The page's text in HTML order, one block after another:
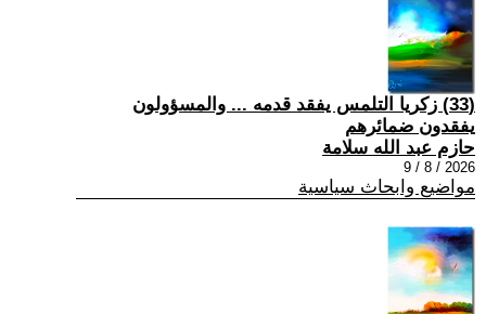
(33) زكريا التلمس يفقد قدمه ... والمسؤولون
يفقدون ضمائرهم
حازم عبد الله سلامة
2026 / 8 / 9
مواضيع وابحاث سياسية